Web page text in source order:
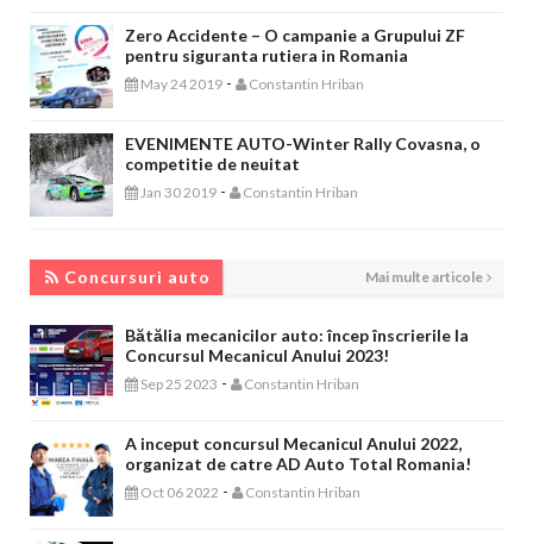
Zero Accidente – O campanie a Grupului ZF
pentru siguranta rutiera in Romania
May 24 2019 - Constantin Hriban
EVENIMENTE AUTO-Winter Rally Covasna, o
competitie de neuitat
Jan 30 2019 - Constantin Hriban
Concursuri auto Mai multe articole
Bătălia mecanicilor auto: încep înscrierile la
Concursul Mecanicul Anului 2023!
Sep 25 2023 - Constantin Hriban
A inceput concursul Mecanicul Anului 2022,
organizat de catre AD Auto Total Romania!
Oct 06 2022 - Constantin Hriban